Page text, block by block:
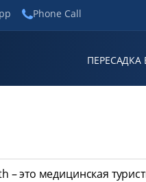
Phone Call
– это медицинская